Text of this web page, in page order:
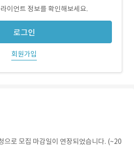
이언트 정보를 확인해보세요.
로그인
회원가입
으로 모집 마감일이 연장되었습니다. (~20